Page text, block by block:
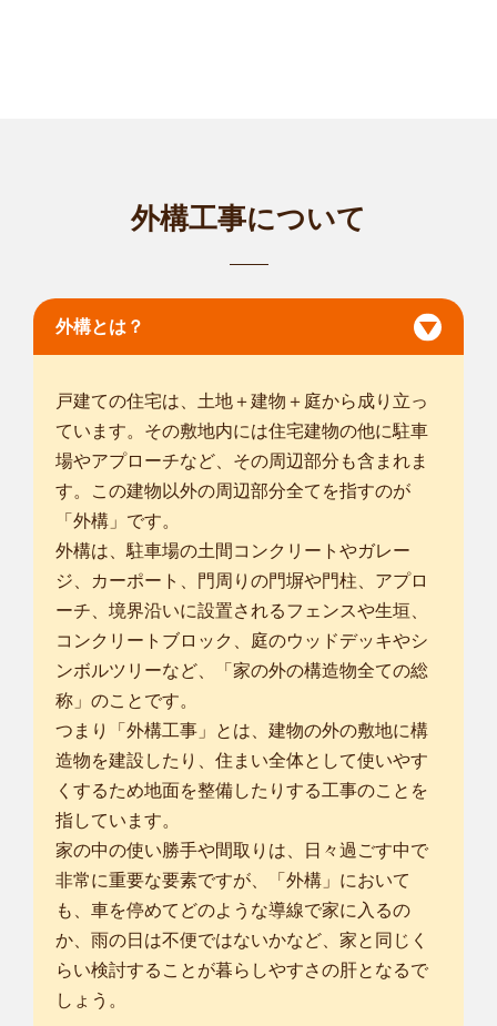
smileガーデン、進地と申します。 今まで20年間近く、造園・
/河北郡内灘町/かほく市/
外構工事について
外構とは？
戸建ての住宅は、土地＋建物＋庭から成り立っ
ています。その敷地内には住宅建物の他に駐車
場やアプローチなど、その周辺部分も含まれま
す。この建物以外の周辺部分全てを指すのが
「外構」です。
外構は、駐車場の土間コンクリートやガレー
ジ、カーポート、門周りの門塀や門柱、アプロ
ーチ、境界沿いに設置されるフェンスや生垣、
コンクリートブロック、庭のウッドデッキやシ
ンボルツリーなど、「家の外の構造物全ての総
称」のことです。
つまり「外構工事」とは、建物の外の敷地に構
造物を建設したり、住まい全体として使いやす
くするため地面を整備したりする工事のことを
指しています。
家の中の使い勝手や間取りは、日々過ごす中で
非常に重要な要素ですが、「外構」において
も、車を停めてどのような導線で家に入るの
か、雨の日は不便ではないかなど、家と同じく
らい検討することが暮らしやすさの肝となるで
しょう。